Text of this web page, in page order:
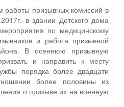
работы призывных комиссий в
в здании Детского дома
по медицинскому
и работа призывной
В осеннюю призывную
и направить к месту
порядка более двадцати
более половины из
о призыве их на военную